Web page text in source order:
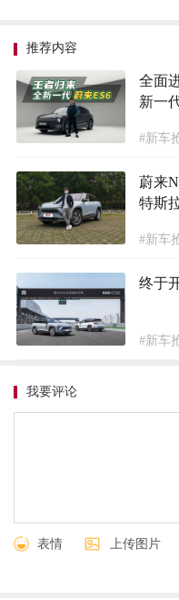
推荐内容
全面
新一
#新车
蔚来
特斯
#新车
终于
#新车
我要评论
表情 上传图片